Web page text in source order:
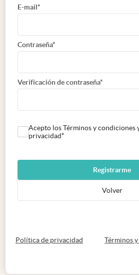
E-mail*
Contraseña*
Verificación de contraseña*
Acepto los Términos y condiciones
privacidad*
Registrarme
Volver
Política de privacidad abre en nueva
Términos